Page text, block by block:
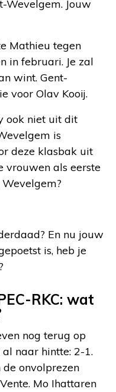
Wevelgem. Jouw
Mathieu tegen
in februari. Je zal
wint. Gent-
voor Olav Kooij.
ook niet uit dit
is
deze klasbak uit
vrouwen als eerste
En nu jouw
is, heb je
RKC: wat
nog terug op
al naar hintte: 2-1.
onvolprezen
Mo Ihattaren